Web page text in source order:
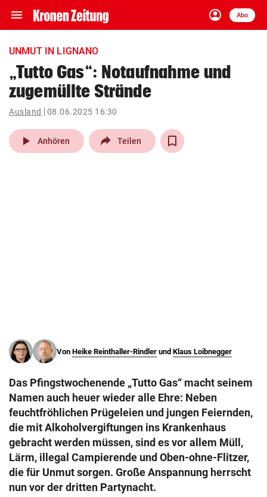
menu Navigation
ein-/ausklappen
account_circle
Anmelden
Abo
close Schließen
account_circle Anmelden
pin_drop
Wien arrow_right
UNMUT IN LIGNANO
„Tutto Gas“: Notaufnahme und
zugemüllte Strände
Ausland 08.06.2025 16:30
play_arrow Anhören Teilen
Von Heike Reinthaller-Rindler und Klaus Loibnegger
Das Pfingstwochenende „Tutto Gas“ macht seinem
Namen auch heuer wieder alle Ehre: Neben
feuchtfröhlichen Prügeleien und jungen Feiernden,
die mit Alkoholvergiftungen ins Krankenhaus
gebracht werden müssen, sind es vor allem Müll,
Lärm, illegal Campierende und Oben-ohne-Flitzer,
die für Unmut sorgen. Große Anspannung herrscht
nun vor der dritten Partynacht.